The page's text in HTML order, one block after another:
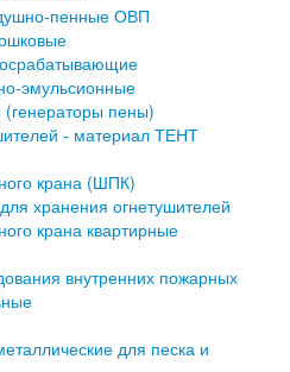
пенные ОВП
эмульсионные
(генераторы пены)
- материал ТЕНТ
крана (ШПК)
хранения огнетушителей
крана квартирные
внутренних пожарных
для песка и